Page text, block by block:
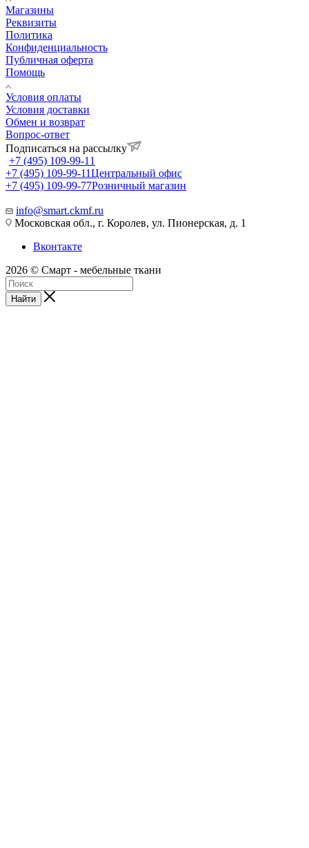
Магазины
Реквизиты
Политика
Конфиденциальность
Публичная оферта
Помощь
Условия оплаты
Условия доставки
Обмен и возврат
Вопрос-ответ
Подписаться на рассылку
+7 (495) 109-99-11
+7 (495) 109-99-11Центральный офис
+7 (495) 109-99-77Розничный магазин
info@smart.ckmf.ru
Московская обл., г. Королев, ул. Пионерская, д. 1
Вконтакте
2026 © Смарт - мебельные ткани
Найти